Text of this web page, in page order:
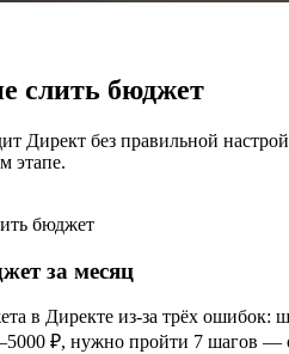
слить бюджет
Директ без правильной
этапе.
бюджет
за месяц
в Директе из-за трёх
₽, нужно пройти 7 шагов —